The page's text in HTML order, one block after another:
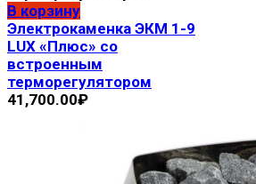
В корзину
Электрокаменка ЭКМ 1-9
LUX «Плюс» со
встроенным
терморегулятором
41,700.00₽